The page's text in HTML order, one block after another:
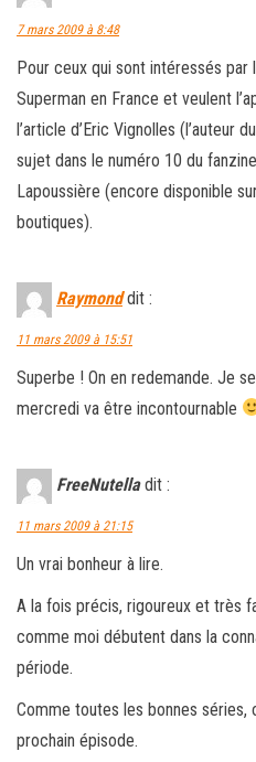
7 mars 2009 à 8:48
Pour ceux qui sont intéressés par
Superman en France et veulent
l’article d’Eric Vignolles (l’auteur
sujet dans le numéro 10 du
Lapoussière (encore disponible
boutiques).
Raymond dit :
11 mars 2009 à 15:51
Superbe ! On en redemande. Je
mercredi va être incontournable
FreeNutella dit :
11 mars 2009 à 21:15
Un vrai bonheur à lire.
A la fois précis, rigoureux et très
comme moi débutent dans la
période.
Comme toutes les bonnes séries,
prochain épisode.